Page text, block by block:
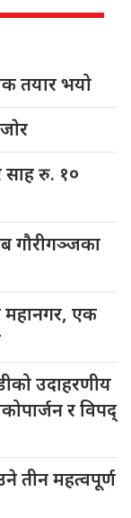
तयार भयो
रु. १०
गौरीगञ्जका
महानगर, एक
उदाहरणीय
र विपद्
तीन महत्वपूर्ण